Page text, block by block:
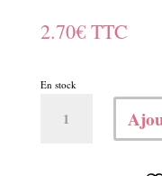
2.70€ TTC
En stock